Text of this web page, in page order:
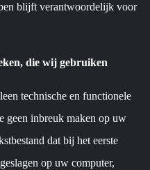
blijft verantwoordelijk voor
die wij gebruiken
technische en functionele
geen inbreuk maken op uw
dat bij het eerste
op uw computer,